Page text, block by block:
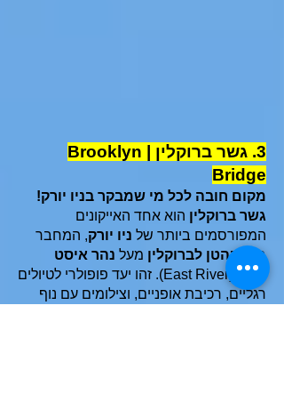
3. גשר ברוקלין | Brooklyn
Bridge
מקום חובה לכל מי שמבקר בניו יורק!
גשר ברוקלין הוא אחד האייקונים
המפורסמים ביותר של ניו יורק, המחבר
בין
מנהטן לברוקלין מעל נהר איסט
ריבר
(East River). זהו יעד פופולרי לטיולים
רגליים, רכיבת אופניים, וצילומים עם נוף